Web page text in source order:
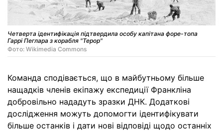
Четверта ідентифікація підтвердила особу капітана форе-топа
Гаррі Пеглара з корабля "Терор"
Фото: Wikimedia Commons
Команда сподівається, що в майбутньому більше
нащадків членів екіпажу експедиції Франкліна
добровільно нададуть зразки ДНК. Додаткові
дослідження можуть допомогти ідентифікувати
більше останків і дати нові відповіді щодо останніх